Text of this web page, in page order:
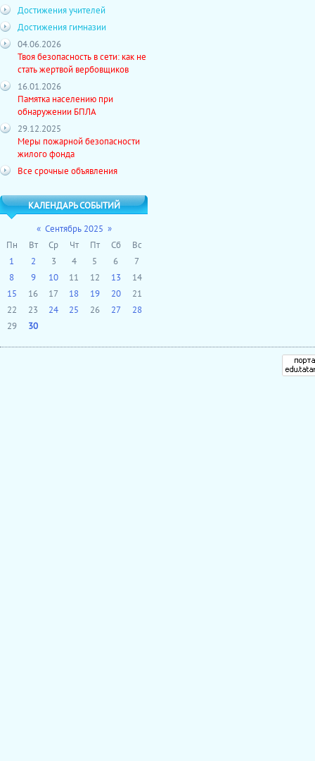
Достижения учителей
Достижения гимназии
04.06.2026
Твоя безопасность в сети: как не
стать жертвой вербовщиков
16.01.2026
Памятка населению при
обнаружении БПЛА
29.12.2025
Меры пожарной безопасности
жилого фонда
Все срочные объявления
КАЛЕНДАРЬ СОБЫТИЙ
« Сентябрь 2025 »
Пн
Вт Ср Чт Пт Сб
Вс
1
2 3 4 5 6
7
8
9 10 11 12 13
14
15
16 17 18 19 20
21
22
23 24 25 26 27
28
29
30